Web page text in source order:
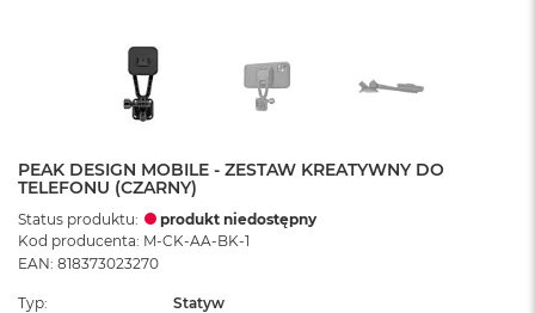
PEAK DESIGN MOBILE - ZESTAW KREATYWNY DO
TELEFONU (CZARNY)
Status produktu:
produkt niedostępny
Kod producenta: M-CK-AA-BK-1
EAN: 818373023270
Typ
Statyw